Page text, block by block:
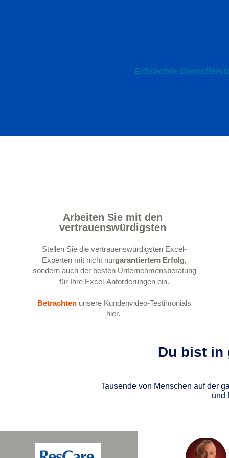
Erbrachte
Arbeiten Sie mit den
vertrauenswürdigsten
Stellen Sie die vertrauenswürdigsten Excel-
Experten mit nicht nurgarantiertem Erfolg,
sondern auch der besten Unternehmensberatung
für Ihre Excel-Anforderungen ein.
Betrachten unsere Kundenvideo-Testimonials
hier.
Du bist in
Tausende von Menschen auf der
und